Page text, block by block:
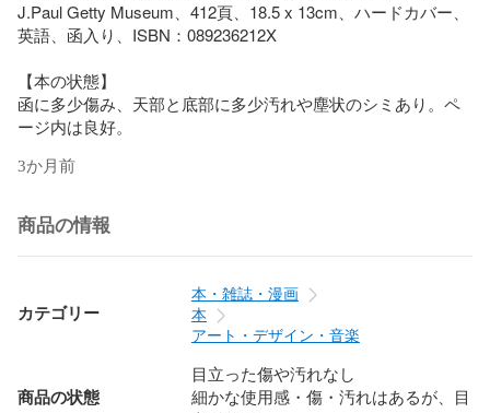
J.Paul Getty Museum、412頁、18.5 x 13cm、ハードカバー、
英語、函入り、ISBN：089236212X
【本の状態】
函に多少傷み、天部と底部に多少汚れや塵状のシミあり。ペ
ージ内は良好。
3か月前
商品の情報
カテゴリー
本・雑誌・漫画
本
アート・デザイン・音楽
商品の状態
目立った傷や汚れなし
細かな使用感・傷・汚れはあるが、目